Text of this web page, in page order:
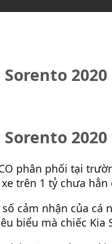
2020
2020
phân phối tại
trên 1 tỷ chưa hẳn
cảm nhận của
biểu mà chiếc Kia